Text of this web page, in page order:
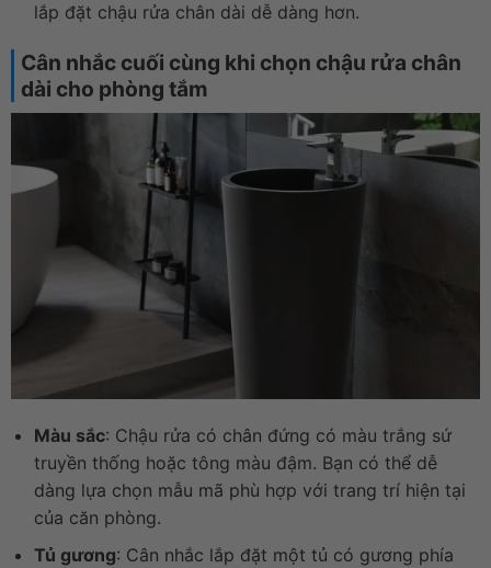
lắp đặt chậu rửa chân dài dễ dàng hơn.
Cân nhắc cuối cùng khi chọn chậu rửa chân
dài cho phòng tắm
Màu sắc: Chậu rửa có chân đứng có màu trắng sứ
truyền thống hoặc tông màu đậm. Bạn có thể dễ
dàng lựa chọn mẫu mã phù hợp với trang trí hiện tại
của căn phòng.
Tủ gương: Cân nhắc lắp đặt một tủ có gương phía